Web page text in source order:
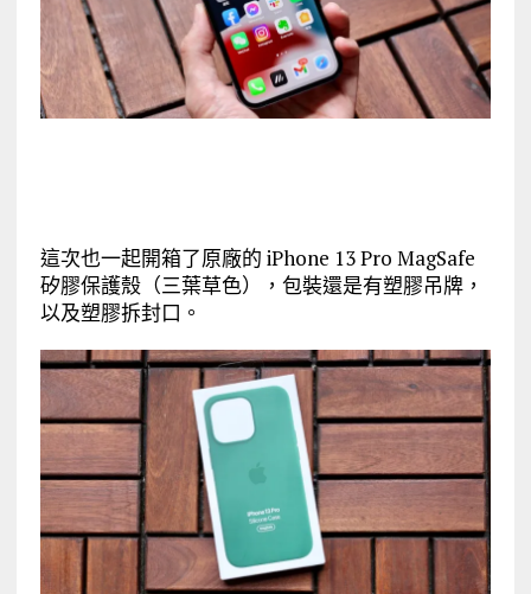
這次也一起開箱了原廠的 iPhone 13 Pro MagSafe
矽膠保護殼（三葉草色），包裝還是有塑膠吊牌，
以及塑膠拆封口。